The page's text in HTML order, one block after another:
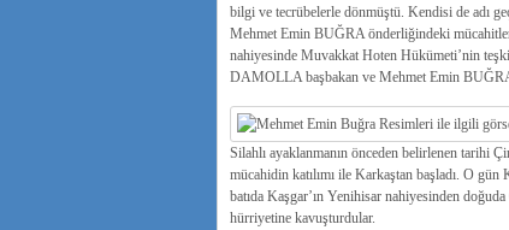
bilgi ve tecrübelerle dönmüştü. Kendisi de adı
Mehmet Emin BUĞRA önderliğindeki
nahiyesinde Muvakkat Hoten Hükümeti’nin
DAMOLLA başbakan ve Mehmet Emin
Silahlı ayaklanmanın önceden belirlenen tarihi
mücahidin katılımı ile Karkaştan başladı. O
batıda Kaşgar’ın Yenihisar nahiyesinden
hürriyetine kavuşturdular.